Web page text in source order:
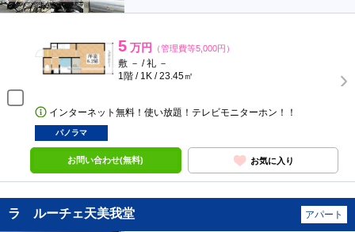
5 万円 （管理費等5,000円）
敷 － / 礼 －
1階 / 1K / 23.45㎡
インターネット無料！使い放題！テレビモニターホン！！
パノラマ
お問い合わせ(無料) お気に入り
ラ ルーチェ天美我堂 アパート